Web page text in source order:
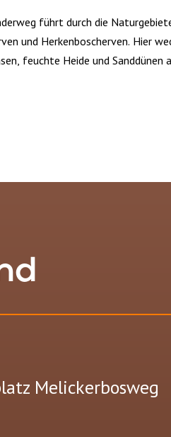
führt durch die
und Herkenboscherven. Hier
feuchte Heide und Sanddünen
Melickerbosweg